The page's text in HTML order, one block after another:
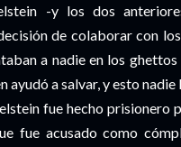
-y los dos
de colaborar con
a nadie en los
a salvar, y esto nadie
fue hecho prisionero
fue acusado como